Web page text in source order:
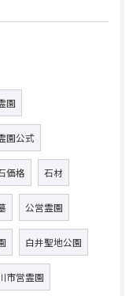
園
園公式
価格 石材
公営霊園
白井聖地公園
市営霊園